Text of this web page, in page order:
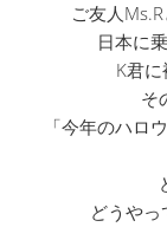
ご友人
日本に
K君
そ
「今年のハロ
どうや